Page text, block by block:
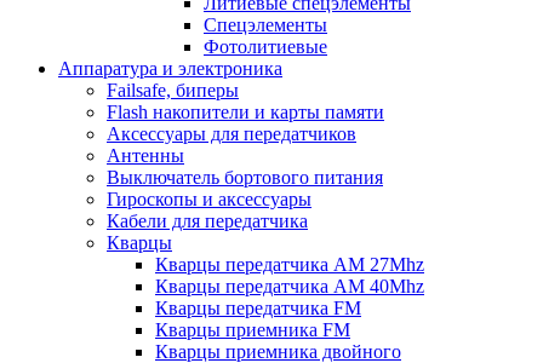
Спецэлементы
Фотолитиевые
Аппаратура и электроника
Failsafe, биперы
Flash накопители и карты памяти
Аксессуары для передатчиков
Антенны
Выключатель бортового питания
Гироскопы и аксессуары
Кабели для передатчика
Кварцы
Кварцы передатчика AM 27Mhz
Кварцы передатчика AM 40Mhz
Кварцы передатчика FM
Кварцы приемника FM
Кварцы приемника двойного